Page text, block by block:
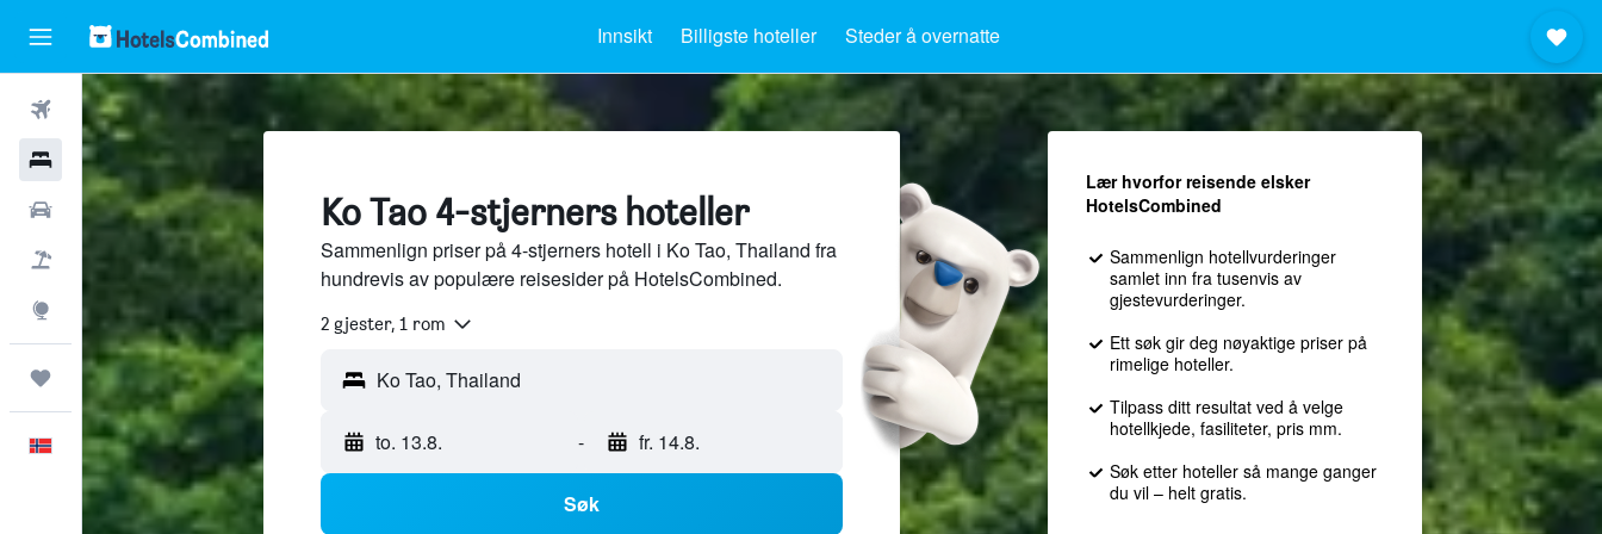
Innsikt Billigste hoteller Steder å overnatte
Fly
Hoteller
Leiebiler
Pakkereiser
Utforsk
Reiser
Norsk
Ko Tao 4-stjerners hoteller
Sammenlign priser på 4-stjerners hotell i Ko Tao, Thailand fra
hundrevis av populære reisesider på HotelsCombined.
2 gjester, 1 rom
to. 13.8. - fr. 14.8.
Søk
Lær hvorfor reisende elsker
HotelsCombined
Sammenlign hotellvurderinger
samlet inn fra tusenvis av
gjestevurderinger.
Ett søk gir deg nøyaktige priser på
rimelige hoteller.
Tilpass ditt resultat ved å velge
hotellkjede, fasiliteter, pris mm.
Søk etter hoteller så mange ganger
du vil – helt gratis.